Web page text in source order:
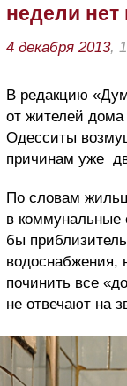
недели
4 декабря 2013,
В редакцию
от жителей
Одесситы
причинам уже
По словам
в коммунальные
бы
починить все
не отвечают на